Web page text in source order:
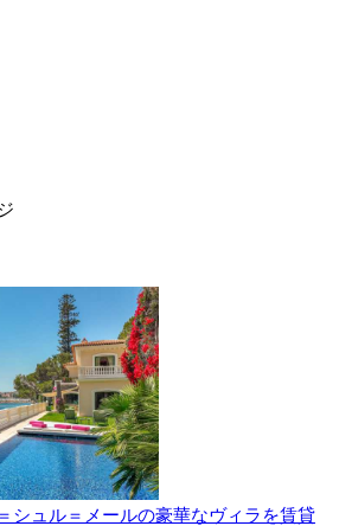
シュル＝メールの豪華なヴィラを賃貸